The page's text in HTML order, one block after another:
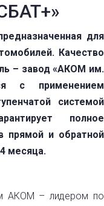
для
Качество
– завод «АКОМ им.
с применением
системой
полное
прямой и обратной
месяца.
АКОМ – лидером по